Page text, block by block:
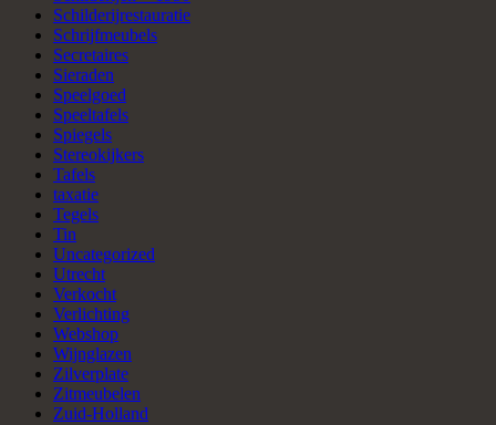
Schilderijrestauratie
Schrijfmeubels
Secretaires
Sieraden
Speelgoed
Speeltafels
Spiegels
Stereokijkers
Tafels
taxatie
Tegels
Tin
Uncategorized
Utrecht
Verkocht
Verlichting
Webshop
Wijnglazen
Zilverplate
Zitmeubelen
Zuid-Holland